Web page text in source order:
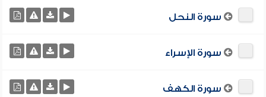
سورة النحل
سورة الإسراء
سورة الكهف